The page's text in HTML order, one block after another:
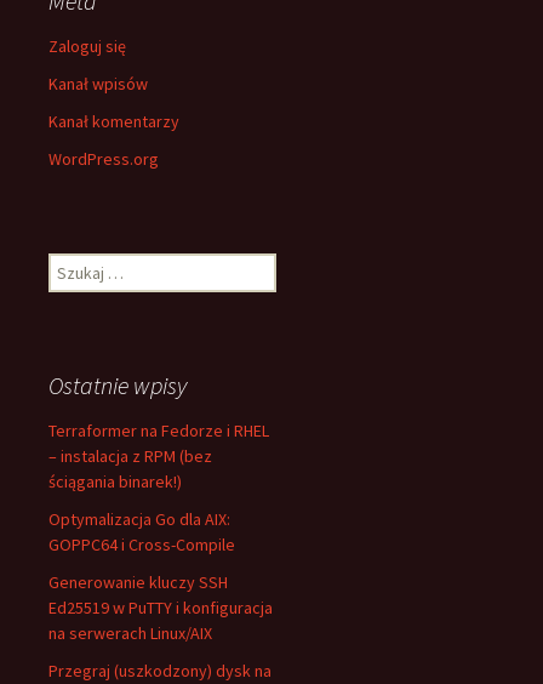
Zaloguj się
Kanał wpisów
Kanał komentarzy
WordPress.org
Szukaj:
Ostatnie wpisy
Terraformer na Fedorze i RHEL
– instalacja z RPM (bez
ściągania binarek!)
Optymalizacja Go dla AIX:
GOPPC64 i Cross-Compile
Generowanie kluczy SSH
Ed25519 w PuTTY i konfiguracja
na serwerach Linux/AIX
Przegraj (uszkodzony) dysk na